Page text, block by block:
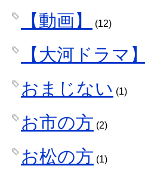
【動画】 (12)
【大河ドラマ】
おまじない (1)
お市の方 (2)
お松の方 (1)